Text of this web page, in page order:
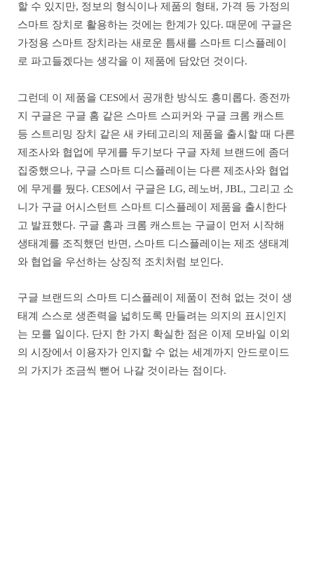
할 수 있지만, 정보의 형식이나 제품의 형태, 가격 등 가정의
스마트 장치로 활용하는 것에는 한계가 있다. 때문에 구글은
가정용 스마트 장치라는 새로운 틈새를 스마트 디스플레이
로 파고들겠다는 생각을 이 제품에 담았던 것이다.
그런데 이 제품을 CES에서 공개한 방식도 흥미롭다. 종전까
지 구글은 구글 홈 같은 스마트 스피커와 구글 크롬 캐스트
등 스트리밍 장치 같은 새 카테고리의 제품을 출시할 때 다른
제조사와 협업에 무게를 두기보다 구글 자체 브랜드에 좀더
집중했으나, 구글 스마트 디스플레이는 다른 제조사와 협업
에 무게를 뒀다. CES에서 구글은 LG, 레노버, JBL, 그리고 소
니가 구글 어시스턴트 스마트 디스플레이 제품을 출시한다
고 발표했다. 구글 홈과 크롬 캐스트는 구글이 먼저 시작해
생태계를 조직했던 반면, 스마트 디스플레이는 제조 생태계
와 협업을 우선하는 상징적 조치처럼 보인다.
구글 브랜드의 스마트 디스플레이 제품이 전혀 없는 것이 생
태계 스스로 생존력을 넓히도록 만들려는 의지의 표시인지
는 모를 일이다. 단지 한 가지 확실한 점은 이제 모바일 이외
의 시장에서 이용자가 인지할 수 없는 세계까지 안드로이드
의 가지가 조금씩 뻗어 나갈 것이라는 점이다.